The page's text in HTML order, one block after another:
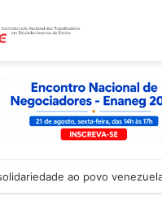
ao povo